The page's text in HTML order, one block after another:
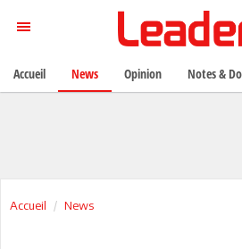
Accueil News
Accueil News Opinion Notes &